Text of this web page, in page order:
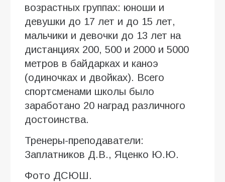
возрастных группах: юноши и
девушки до 17 лет и до 15 лет,
мальчики и девочки до 13 лет на
дистанциях 200, 500 и 2000 и 5000
метров в байдарках и каноэ
(одиночках и двойках). Всего
спортсменами школы было
заработано 20 наград различного
достоинства.
Тренеры-преподаватели:
Заплатников Д.В., Яценко Ю.Ю.
Фото ДСЮШ.